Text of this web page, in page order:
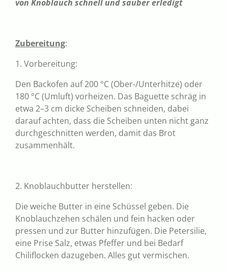
von Knoblauch schnell und sauber erledigt
Zubereitung:
1. Vorbereitung:
Den Backofen auf 200 °C (Ober-/Unterhitze) oder
180 °C (Umluft) vorheizen. Das Baguette schräg in
etwa 2–3 cm dicke Scheiben schneiden, dabei
darauf achten, dass die Scheiben unten nicht ganz
durchgeschnitten werden, damit das Brot
zusammenhält.
2. Knoblauchbutter herstellen:
Die weiche Butter in eine Schüssel geben. Die
Knoblauchzehen schälen und fein hacken oder
pressen und zur Butter hinzufügen. Die Petersilie,
eine Prise Salz, etwas Pfeffer und bei Bedarf
Chiliflocken dazugeben. Alles gut vermischen.